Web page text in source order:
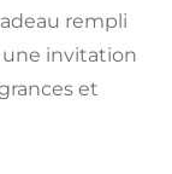
rempli
invitation
et